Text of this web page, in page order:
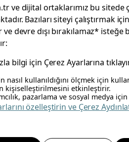
İş yeri mobilya ve aksesuar
alışverişleriniz IKEA Kurumsal Kart
ile daha hesaplı.
facebooktwitterinstagrampinterest
Enerji Politikası Bilgi Güvenliği
ve dijital ortaklarımız bu sitede
Bazıları siteyi çalıştırmak
devre dışı bırakılamaz* isteğe
bilgi için Çerez Ayarlarına
nasıl kullanıldığını ölçmek için
kişiselleştirilmesini etkinleştirir.
pazarlama ve sosyal medya için
özelleştirin ve Çerez